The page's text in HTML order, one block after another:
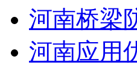
河南桥梁
河南应用